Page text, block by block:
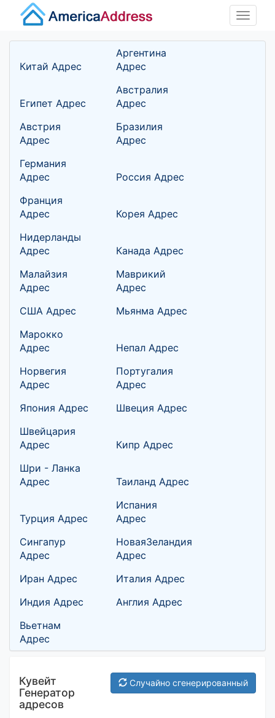
Toggle
Китай Адрес
Аргентина
Адрес
Египет Адрес
Австралия
Адрес
Австрия
Адрес
Бразилия
Адрес
Германия
Адрес
Россия Адрес
Франция
Адрес
Корея Адрес
Нидерланды
Адрес
Канада Адрес
Малайзия
Адрес
Маврикий
Адрес
США Адрес
Мьянма Адрес
Марокко
Адрес
Непал Адрес
Норвегия
Адрес
Португалия
Адрес
Япония Адрес
Швеция Адрес
Швейцария
Адрес
Кипр Адрес
Шри - Ланка
Адрес
Таиланд Адрес
Турция Адрес
Испания
Адрес
Сингапур
Адрес
НоваяЗеландия
Адрес
Иран Адрес
Италия Адрес
Индия Адрес
Англия Адрес
Вьетнам
Адрес
Случайно сгенерированный
Кувейт
Генератор
адресов